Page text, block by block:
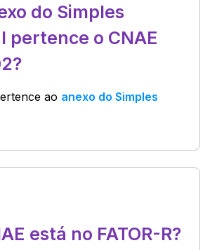
do Simples
pertence o CNAE
ao anexo do Simples
está no FATOR-R?